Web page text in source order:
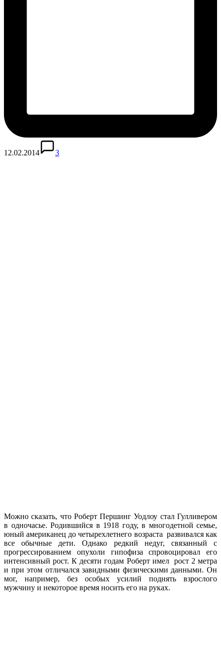
12.02.2014 3
Можно сказать, что Роберт Першинг Уодлоу стал Гулливером
в одночасье. Родившийся в 1918 году, в многодетной семье,
юный американец до четырехлетнего возраста развивался как
все обычные дети. Однако редкий недуг, связанный с
прогрессированием опухоли гипофиза спровоцировал его
интенсивный рост. К десяти годам Роберт имел рост 2 метра
и при этом отличался завидными физическими данными. Он
мог, например, без особых усилий поднять взрослого
мужчину и некоторое время носить его на руках.